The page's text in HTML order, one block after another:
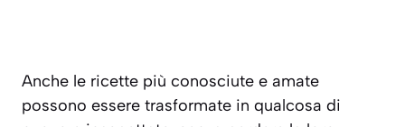
Anche le ricette più conosciute e amate
possono essere trasformate in qualcosa di